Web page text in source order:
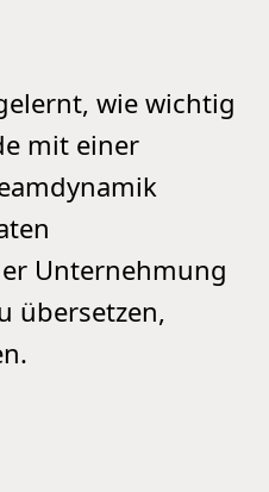
wie wichtig
mit einer
Unternehmung
übersetzen,